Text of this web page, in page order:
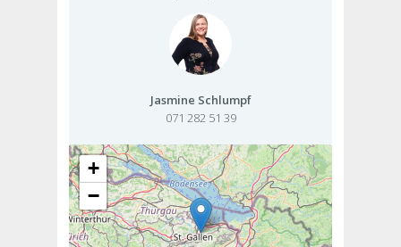
Jasmine Schlumpf
071 282 51 39
+
−